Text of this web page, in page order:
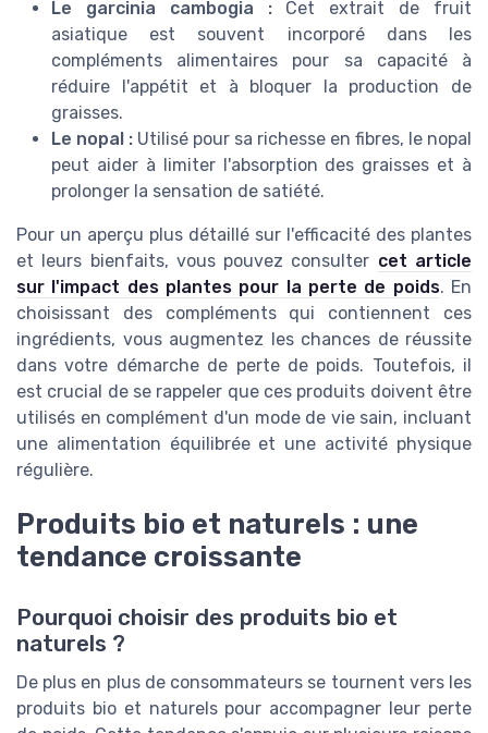
Le garcinia cambogia :Cet extrait de fruit
asiatique est souvent incorporé dans les
compléments alimentaires pour sa capacité à
réduire l'appétit et à bloquer la production de
graisses.
Le nopal : Utilisé pour sa richesse en fibres, le nopal
peut aider à limiter l'absorption des graisses et à
prolonger la sensation de satiété.
Pour un aperçu plus détaillé sur l'efficacité des plantes
et leurs bienfaits, vous pouvez consulter cet article
sur l'impact des plantes pour la perte de poids. En
choisissant des compléments qui contiennent ces
ingrédients, vous augmentez les chances de réussite
dans votre démarche de perte de poids. Toutefois, il
est crucial de se rappeler que ces produits doivent être
utilisés en complément d'un mode de vie sain, incluant
une alimentation équilibrée et une activité physique
régulière.
Produits bio et naturels : une
tendance croissante
Pourquoi choisir des produits bio et
naturels ?
De plus en plus de consommateurs se tournent vers les
produits bio et naturels pour accompagner leur perte